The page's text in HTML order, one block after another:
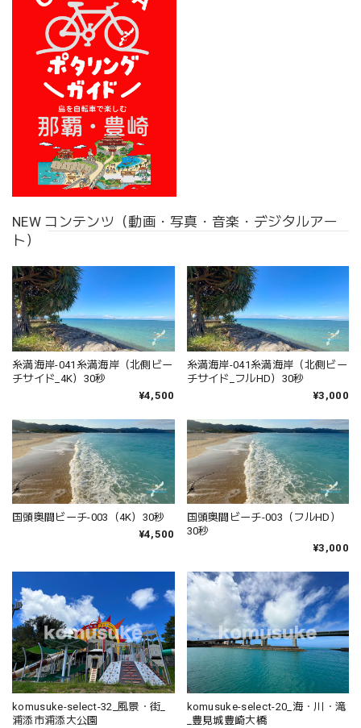
NEW コンテンツ（動画・写真・音楽・デジタルアー
ト）
糸満海岸-041糸満海岸（北側ビー
チサイド_4K）30秒
¥4,500
糸満海岸-041糸満海岸（北側ビー
チサイド_フルHD）30秒
¥3,000
国頭奥間ビーチ-003（4K）30秒
¥4,500
国頭奥間ビーチ-003（フルHD）
30秒
¥3,000
komusuke-select-32_風景・街_
浦添市浦添大公園
komusuke-select-20_海・川・滝
_豊見城豊崎大橋